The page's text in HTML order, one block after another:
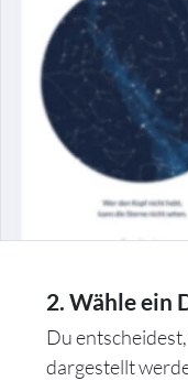
2. Wähle ein
Du
dargestellt